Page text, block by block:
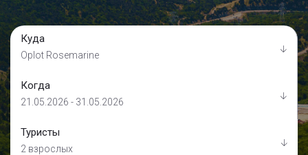
Куда
Oplot Rosemarine
Когда
21.05.2026 - 31.05.2026
Туристы
2 взрослых